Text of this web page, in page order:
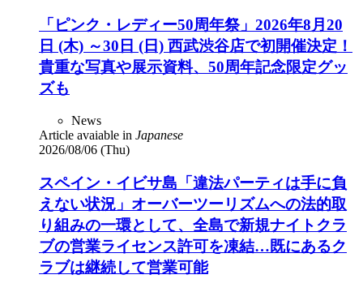
「ピンク・レディー50周年祭」2026年8月20
日 (木) ～30日 (日) 西武渋谷店で初開催決定！
貴重な写真や展示資料、50周年記念限定グッ
ズも
News
Article avaiable in Japanese
2026/08/06 (Thu)
スペイン・イビサ島「違法パーティは手に負
えない状況」オーバーツーリズムへの法的取
り組みの一環として、全島で新規ナイトクラ
ブの営業ライセンス許可を凍結…既にあるク
ラブは継続して営業可能